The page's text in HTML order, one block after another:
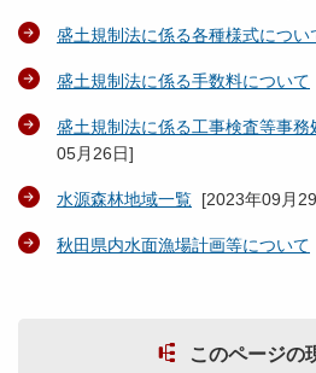
盛土規制法に係る各種様式につい
盛土規制法に係る手数料について
盛土規制法に係る工事検査等事務
05月26日]
水源森林地域一覧 [2023年09月
秋田県内水面漁場計画等について
このページの